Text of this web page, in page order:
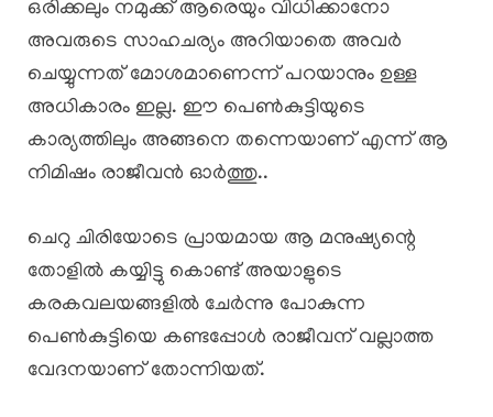
ഒരിക്കലും നമുക്ക് ആരെയും വിധിക്കാനോ
അവരുടെ സാഹചര്യം അറിയാതെ അവർ
ചെയ്യുന്നത് മോശമാണെന്ന് പറയാനും ഉള്ള
അധികാരം ഇല്ല. ഈ പെൺകുട്ടിയുടെ
കാര്യത്തിലും അങ്ങനെ തന്നെയാണ് എന്ന് ആ
നിമിഷം രാജീവൻ ഓർത്തു..
ചെറു ചിരിയോടെ പ്രായമായ ആ മനുഷ്യന്റെ
തോളിൽ കയ്യിട്ടു കൊണ്ട് അയാളുടെ
കരകവലയങ്ങളിൽ ചേർന്നു പോകുന്ന
പെൺകുട്ടിയെ കണ്ടപ്പോൾ രാജീവന് വല്ലാത്ത
വേദനയാണ് തോന്നിയത്.